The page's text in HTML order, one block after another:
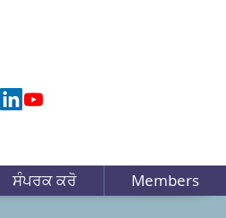
ਸੰਪਰਕ ਕਰੋ Members